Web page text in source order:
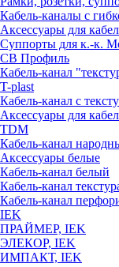
Кабель-каналы с
Аксессуары для
Суппорты для к.-к.
СВ Профиль
Кабель-канал
T-plast
Кабель-канал с
Аксессуары для
TDM
Кабель-канал
Аксессуары белые
Кабель-канал белый
Кабель-канал
Кабель-канал
IEK
ПРАЙМЕР, IEK
ЭЛЕКОР, IEK
ИМПАКТ, IEK